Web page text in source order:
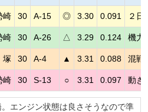
崎 30 A-15 ◎ 3.30 0.091 ２日
崎 30 A-26 △ 3.29 0.124 機力
30 A-4 ▲ 3.31 0.088 混戦
崎 30 S-13 ○ 3.31 0.097 動き
エンジン状態は良さそうなので準